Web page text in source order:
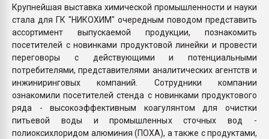
Крупнейшая выставка химической промышленности и науки
стала для ГК "НИКОХИМ" очередным поводом представить
ассортимент выпускаемой продукции, познакомить
посетителей с новинками продуктовой линейки и провести
переговоры с действующими и потенциальными
потребителями, представителями аналитических агентств и
инжиниринговых компаний. Сотрудники компании
ознакомили посетителей стенда с новинками продуктового
ряда - высокоэффективным коагулянтом для очистки
питьевой воды и промышленных сточных вод -
полиоксихлоридом алюминия (ПОХА), а также с продуктами,